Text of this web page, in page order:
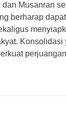
Musanran
berharap